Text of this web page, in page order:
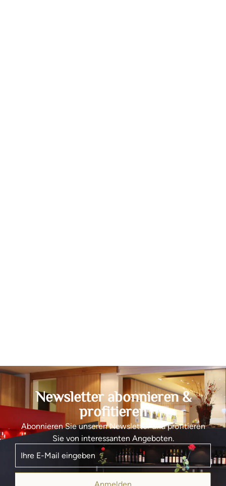
Newsletter abonnieren &
profitieren
Abonnieren Sie unseren Newsletter und profitieren
Sie von interessanten Angeboten.
Anmelden